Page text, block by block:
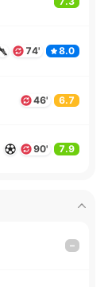
74' 8.0
46' 6.7
90' 7.9
–